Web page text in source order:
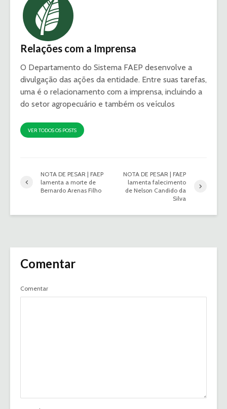
Relações com a Imprensa
O Departamento do Sistema FAEP desenvolve a
divulgação das ações da entidade. Entre suas tarefas,
uma é o relacionamento com a imprensa, incluindo a
do setor agropecuário e também os veículos
VER TODOS OS POSTS
NOTA DE PESAR | FAEP
lamenta a morte de
Bernardo Arenas Filho
NOTA DE PESAR | FAEP
lamenta falecimento
de Nelson Candido da
Silva
Comentar
Comentar